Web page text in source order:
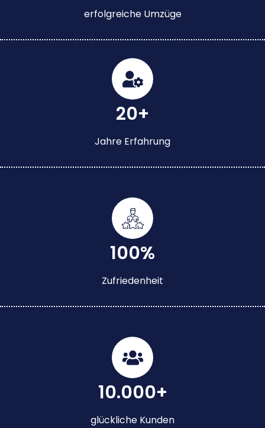
erfolgreiche Umzüge
20+
Jahre Erfahrung
100%
Zufriedenheit
10.000+
glückliche Kunden